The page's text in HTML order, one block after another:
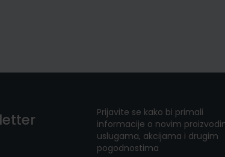
Prijavite se kako bi primali
informacije o novim
uslugama, akcijama i drugim
pogodnostima